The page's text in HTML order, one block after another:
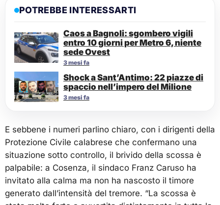
POTREBBE INTERESSARTI
Caos a Bagnoli: sgombero vigili
entro 10 giorni per Metro 6, niente
sede Ovest
3 mesi fa
Shock a Sant’Antimo: 22 piazze di
spaccio nell’impero del Milione
3 mesi fa
E sebbene i numeri parlino chiaro, con i dirigenti della
Protezione Civile calabrese che confermano una
situazione sotto controllo, il brivido della scossa è
palpabile: a Cosenza, il sindaco Franz Caruso ha
invitato alla calma ma non ha nascosto il timore
generato dall’intensità del tremore. “La scossa è